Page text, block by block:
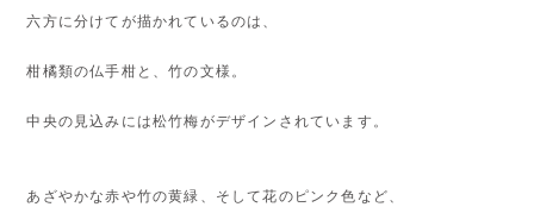
六方に分けてが描かれているのは、
柑橘類の仏手柑と、竹の文様。
中央の見込みには松竹梅がデザインされています。
あざやかな赤や竹の黄緑、そして花のピンク色など、